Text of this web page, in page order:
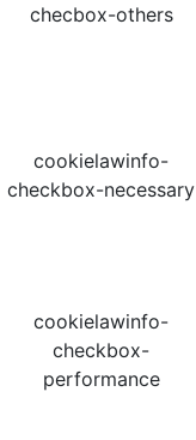
checbox-others
cookielawinfo-
checkbox-necessary
cookielawinfo-
checkbox-
performance